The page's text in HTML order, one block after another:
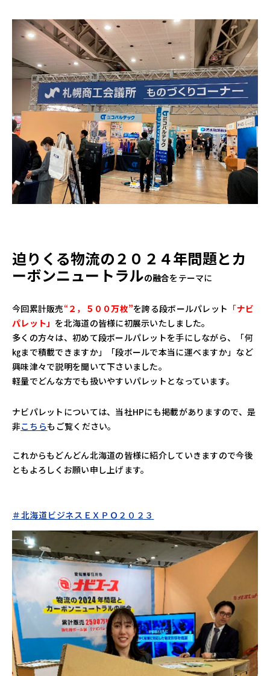
迫りくる物流の２０２４年問題とカ
ーボンニュートラルの融合をテーマに
今回累計販売“ ２，５００万枚”を誇る段ボールパレット 「ナビ
パレット」 を北海道の皆様に初展示いたしました。
多くの方々は、初めて段ボールパレットを手にしながら、「何
㎏まで積載できますか」「段ボールで本当に運べますか」など
興味津々で説明を聞いて下さいました。
軽量でどんな方でも扱いやすいパレットとなっています。
ナビパレットについては、当社HPにも掲載がありますので、是
非こちらもご覧ください。
これからもどんどん北海道の皆様に紹介していきますので今後
ともよろしくお願い申し上げます。
＃北海道ビジネスＥＸＰＯ２０２３